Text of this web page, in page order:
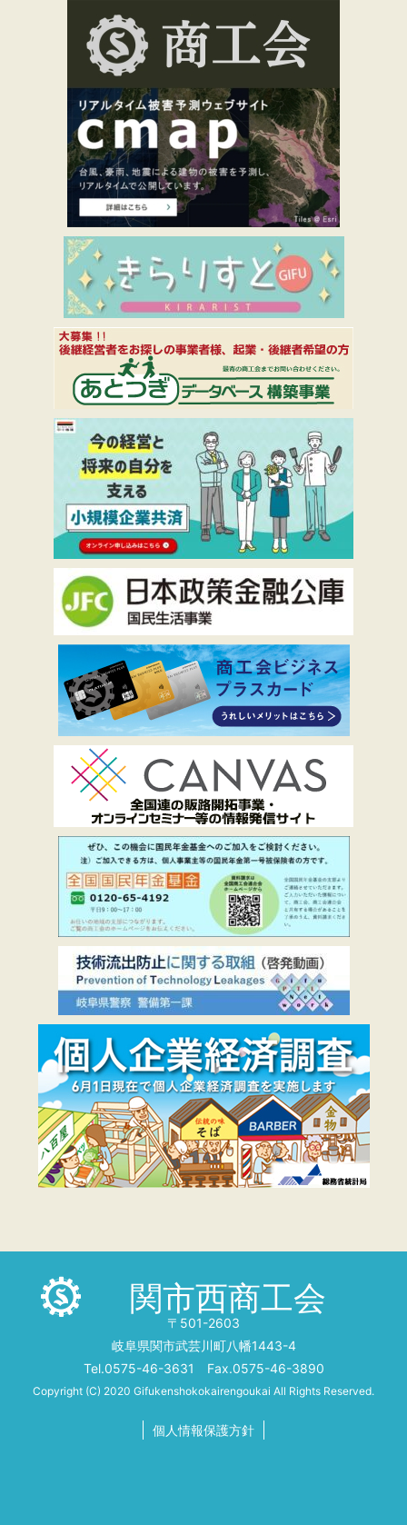
関市西商工会
〒501-2603
岐阜県関市武芸川町八幡1443-4
Tel.0575-46-3631 Fax.0575-46-3890
Copyright (C) 2020 Gifukenshokokairengoukai All Rights Reserved.
個人情報保護方針